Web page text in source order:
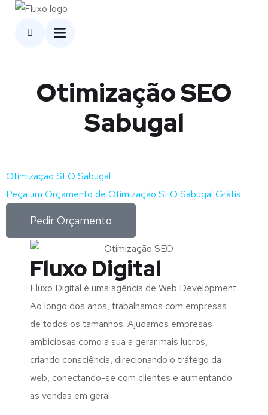
Otimização SEO
Sabugal
Otimização SEO Sabugal
Peça um Orçamento de Otimização SEO Sabugal Grátis
Pedir Orçamento
Fluxo Digital
Fluxo Digital é uma agência de Web Development.
Ao longo dos anos, trabalhamos com empresas
de todos os tamanhos. Ajudamos empresas
ambiciosas como a sua a gerar mais lucros,
criando consciência, direcionando o tráfego da
web, conectando-se com clientes e aumentando
as vendas em geral.